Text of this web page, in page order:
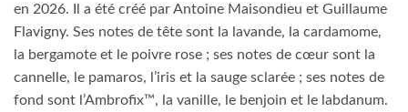
en 2026. Il a été créé par Antoine Maisondieu et Guillaume
Flavigny. Ses notes de tête sont la lavande, la cardamome,
la bergamote et le poivre rose ; ses notes de cœur sont la
cannelle, le pamaros, l’iris et la sauge sclarée ; ses notes de
fond sont l’Ambrofix™, la vanille, le benjoin et le labdanum.